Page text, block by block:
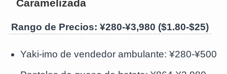
Caramelizada
Rango de Precios: ¥280-¥3,980 ($1.80-$25)
Yaki-imo de vendedor ambulante: ¥280-¥500